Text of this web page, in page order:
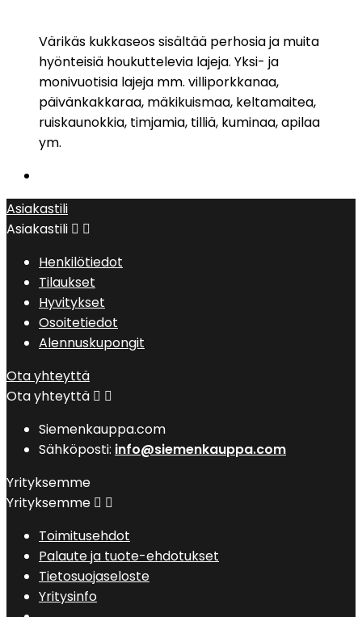
Värikäs kukkaseos sisältää perhosia ja muita
hyönteisiä houkuttelevia lajeja. Yksi- ja
monivuotisia lajeja mm. villiporkkanaa,
päivänkakkaraa, mäkikuismaa, keltamaitea,
ruiskaunokkia, timjamia, tilliä, kuminaa, apilaa
ym.
Asiakastili
Asiakastili  
Henkilötiedot
Tilaukset
Hyvitykset
Osoitetiedot
Alennuskupongit
Ota yhteyttä
Ota yhteyttä  
Siemenkauppa.com
Sähköposti: info@siemenkauppa.com
Yrityksemme
Yrityksemme  
Toimitusehdot
Palaute ja tuote-ehdotukset
Tietosuojaseloste
Yritysinfo